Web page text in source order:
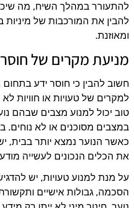
להתעורר במהלך השיח, מה
להבין את המורכבות של מיניות
ומאוזנת.
מניעת מקרים של חוסר
חשוב להבין כי חוסר ידע בתחום
למקרים של טעויות או חוויות לא
טוב יכול למנוע מצבים שבהם
במצבים מסוכנים או לא נוחים.
כאשר הנוער נמצא יותר בבית,
את הכלים הנכונים לעשייה
על מנת למנוע טעויות, יש
הסכמה, גבולות אישיים